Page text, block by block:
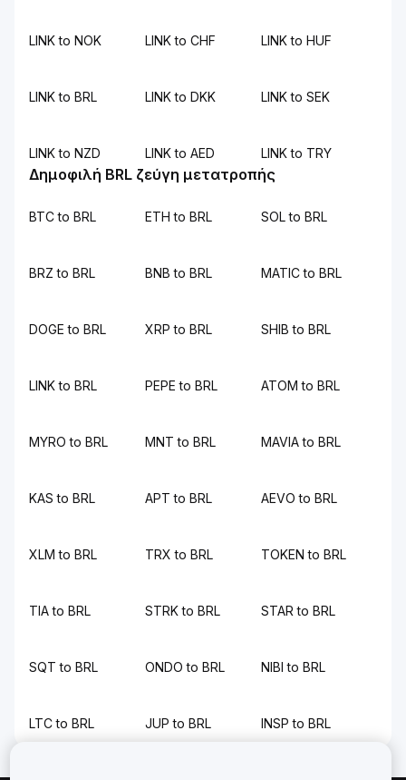
LINK to NOK LINK to CHF LINK to HUF
LINK to BRL LINK to DKK LINK to SEK
LINK to NZD LINK to AED LINK to TRY
Δημοφιλή BRL ζεύγη μετατροπής
BTC to BRL ETH to BRL SOL to BRL
BRZ to BRL BNB to BRL MATIC to BRL
DOGE to BRL XRP to BRL SHIB to BRL
LINK to BRL PEPE to BRL ATOM to BRL
MYRO to BRL MNT to BRL MAVIA to BRL
KAS to BRL APT to BRL AEVO to BRL
XLM to BRL TRX to BRL TOKEN to BRL
TIA to BRL STRK to BRL STAR to BRL
SQT to BRL ONDO to BRL NIBI to BRL
LTC to BRL JUP to BRL INSP to BRL